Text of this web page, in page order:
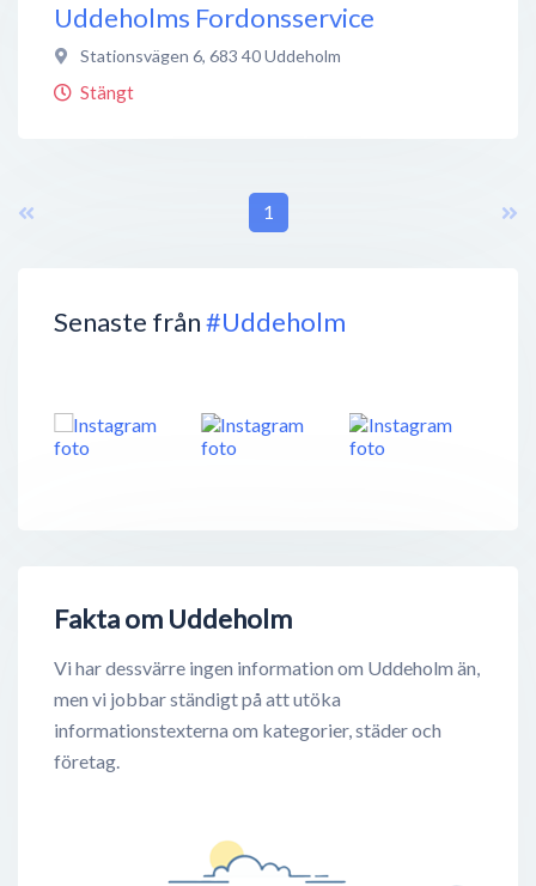
Senaste från#Uddeholm
Fakta om Uddeholm
Vi har dessvärre ingen information om Uddeholm än,
men vi jobbar ständigt på att utöka
informationstexterna om kategorier, städer och
företag.
Uddeholms Fordonsservice
Stationsvägen 6, 683 40Uddeholm
Stängt
1